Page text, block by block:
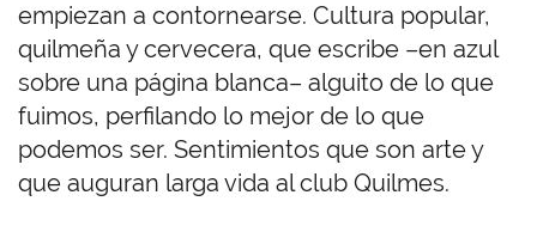
empiezan a contornearse. Cultura popular,
quilmeña y cervecera, que escribe –en azul
sobre una página blanca– alguito de lo que
fuimos, perfilando lo mejor de lo que
podemos ser. Sentimientos que son arte y
que auguran larga vida al club Quilmes.